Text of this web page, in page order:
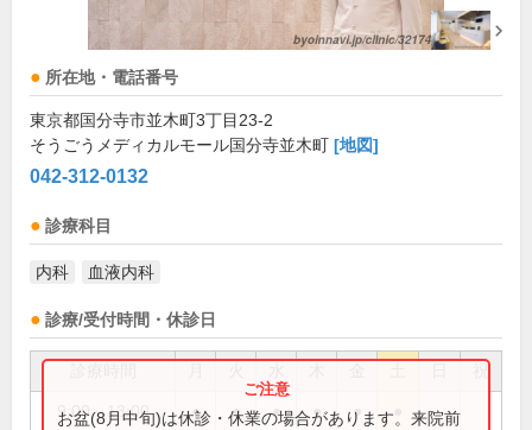
所在地・電話番号
東京都国分寺市並木町3丁目23-2
そうごうメディカルモール国分寺並木町 [地図]
042-312-0132
診療科目
内科 血液内科
診療/受付時間・休診日
9:00～13:00 ● ● ● ● ●
お盆(8月中旬)は休診・休業の場合があります。来院前